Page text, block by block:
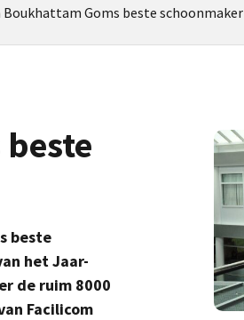
Boukhattam Goms beste schoonmaker
beste
het Jaar-
de ruim 8000
Facilicom